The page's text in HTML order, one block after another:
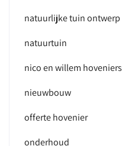
natuurlijke tuin ontwerp
natuurtuin
nico en willem hoveniers
nieuwbouw
offerte hovenier
onderhoud